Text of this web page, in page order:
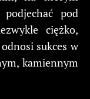
pod
ciężko,
sukces w
kamiennym